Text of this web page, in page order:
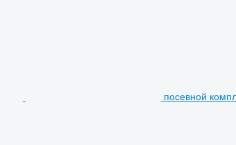
посевной